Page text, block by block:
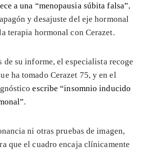
a una “menopausia súbita falsa”,
y desajuste del eje hormonal
terapia hormonal con Cerazet.
de su informe, el especialista recoge
ha tomado Cerazet 75, y en el
escribe “insomnio inducido
.
ni otras pruebas de imagen,
que el cuadro encaja clínicamente